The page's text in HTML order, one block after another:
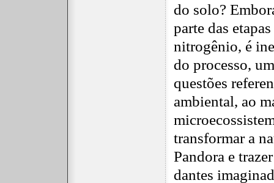
do solo?
parte das
nitrogênio, é
do processo,
questões
ambiental, ao
transformar a
Pandora e
dantes